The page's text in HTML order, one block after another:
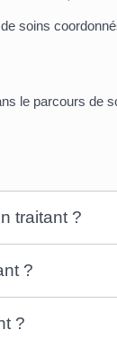
soins
le parcours de
traitant ?
?
?